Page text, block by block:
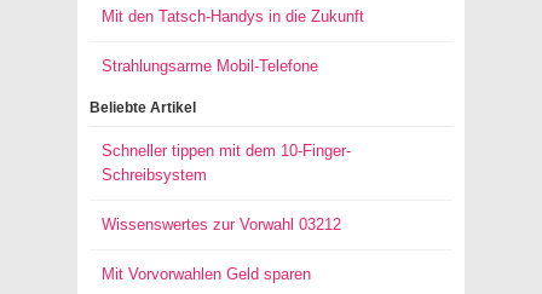
Mit den Tatsch-Handys in die Zukunft
Strahlungsarme Mobil-Telefone
Beliebte Artikel
Schneller tippen mit dem 10-Finger-
Schreibsystem
Wissenswertes zur Vorwahl 03212
Mit Vorvorwahlen Geld sparen